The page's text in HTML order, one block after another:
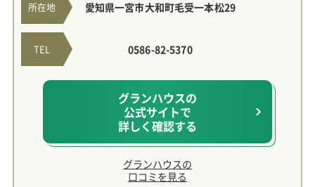
所在地 愛知県一宮市大和町毛受一本松29
TEL 0586-82-5370
グランハウスの
公式サイトで
詳しく確認する
グランハウスの
口コミを見る